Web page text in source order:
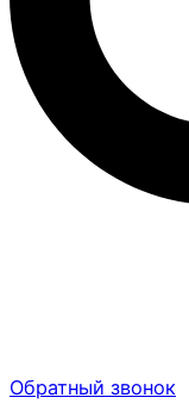
Обратный звонок